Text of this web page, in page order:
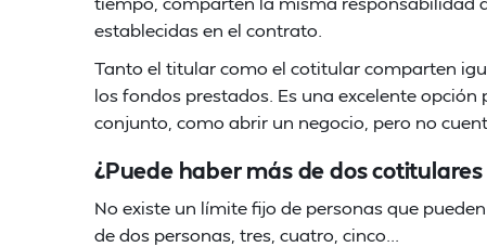
establecidas en el contrato.
Tanto el titular como el cotitular comparten
los fondos prestados. Es una excelente
conjunto, como abrir un negocio, pero no
¿Puede haber más de dos
No existe un límite fijo de personas que
de dos personas, tres, cuatro, cinco...